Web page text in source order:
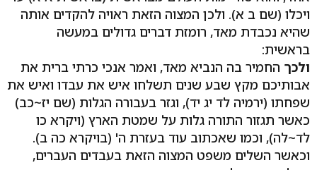
ויכלו (שם ב א). ולכן המצוה הזאת ראויה להקדים אותה
שהיא נכבדת מאד, רומזת דברים גדולים במעשה
בראשית:
ולכך החמיר בה הנביא מאד, ואמר אנכי כרתי ברית את
אבותיכם מקץ שבע שנים תשלחו איש את עבדו ואיש את
שפחתו (ירמיה לד יג יד), וגזר בעבורה הגלות (שם יז~כב)
כאשר תגזור התורה גלות על שמטת הארץ (ויקרא כו
לד~לה), וכמו שאכתוב עוד בעזרת ה' (בויקרא כה ב).
וכאשר השלים משפט המצוה הזאת בעבדים העברים,